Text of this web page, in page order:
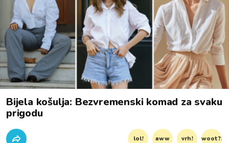
Bijela košulja: Bezvremenski komad za svaku
prigodu
lol! aww vrh! woot?!